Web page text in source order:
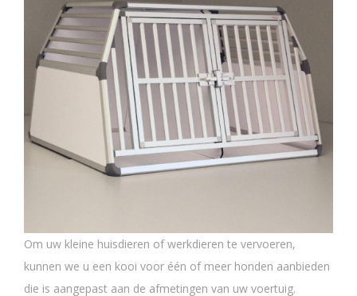
Om uw kleine huisdieren of werkdieren te vervoeren,
kunnen we u een kooi voor één of meer honden aanbieden
die is aangepast aan de afmetingen van uw voertuig.